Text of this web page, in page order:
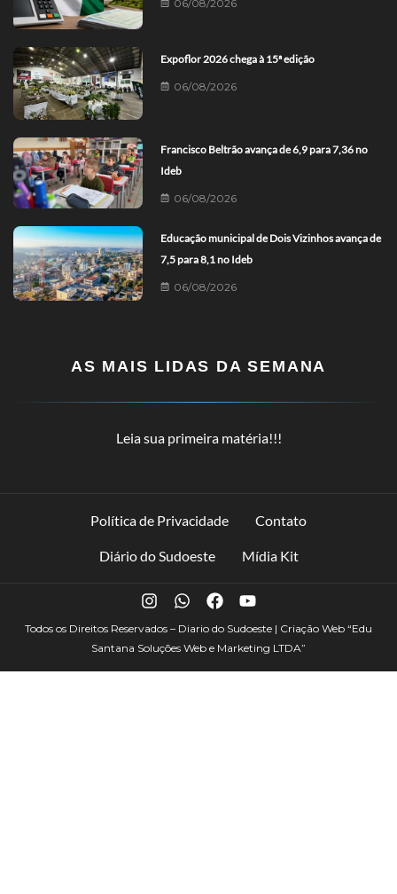
06/08/2026
Expoflor 2026 chega à 15ª edição
06/08/2026
Francisco Beltrão avança de 6,9 para 7,36 no
Ideb
06/08/2026
Educação municipal de Dois Vizinhos avança de
7,5 para 8,1 no Ideb
06/08/2026
AS MAIS LIDAS DA SEMANA
Leia sua primeira matéria!!!
Política de Privacidade Contato
Diário do Sudoeste Mídia Kit
Todos os Direitos Reservados – Diario do Sudoeste | Criação Web “Edu
Santana Soluções Web e Marketing LTDA”